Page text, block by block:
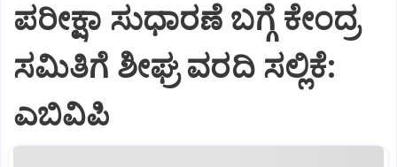
ಪರೀಕ್ಷಾ ಸುಧಾರಣೆ ಬಗ್ಗೆ ಕೇಂದ್ರ
ಸಮಿತಿಗೆ ಶೀಘ್ರ ವರದಿ ಸಲ್ಲಿಕೆ:
ಎಬಿವಿಪಿ